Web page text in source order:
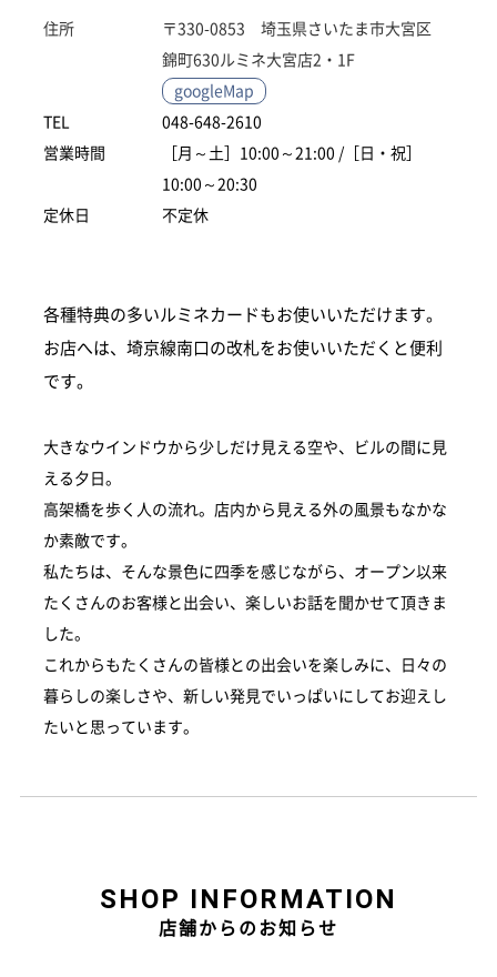
住所
〒330-0853 埼玉県さいたま市大宮区
錦町630ルミネ大宮店2・1F
googleMap
TEL
048-648-2610
営業時間
［月～土］10:00～21:00 /［日・祝］
10:00～20:30
定休日
不定休
各種特典の多いルミネカードもお使いいただけます。
お店へは、埼京線南口の改札をお使いいただくと便利
です。
大きなウインドウから少しだけ見える空や、ビルの間に見
える夕日。
高架橋を歩く人の流れ。店内から見える外の風景もなかな
か素敵です。
私たちは、そんな景色に四季を感じながら、オープン以来
たくさんのお客様と出会い、楽しいお話を聞かせて頂きま
した。
これからもたくさんの皆様との出会いを楽しみに、日々の
暮らしの楽しさや、新しい発見でいっぱいにしてお迎えし
たいと思っています。
SHOP INFORMATION
店舗からのお知らせ